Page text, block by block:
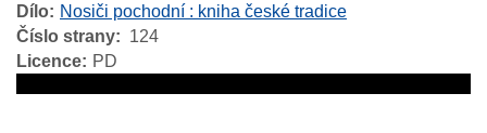
Dílo
Nosiči pochodní : kniha české tradice
Číslo strany
124
Licence
PD